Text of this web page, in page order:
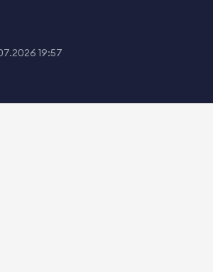
19:57